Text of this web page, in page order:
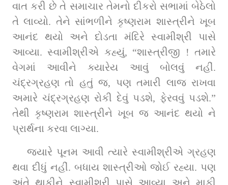
વાત કરી છે તે સમાચાર તેમનો દીકરો સભામાં બેઠેલો
તે લાવ્યો. તેને સાંભળીને કૃષ્ણરામ શાસ્ત્રીને ખૂબ
આનંદ થયો અને દોડતા મંદિરે સ્વામીશ્રી પાસે
આવ્યા. સ્વામીશ્રીએ કહ્યું, “શાસ્ત્રીજી ! તમારે
વેગમાં આવીને ક્યારેય આવું બોલવું નહીં.
ચંદ્રગ્રહણ તો હતું જ, પણ તમારી લાજ રાખવા
અમારે ચંદ્રગ્રહણ રોકી દેવું પડશે, ફેરવવું પડશે.”
તેથી કૃષ્ણરામ શાસ્ત્રીને ખૂબ જ આનંદ થયો ને
પ્રાર્થના કરવા લાગ્યા.
જ્યારે પૂનમ આવી ત્યારે સ્વામીશ્રીએ ગ્રહણ
થવા દીધું નહીં. બધાય શાસ્ત્રીઓ જોઈ રહ્યા. પણ
અંતે થાકીને સ્વામીશ્રી પાસે આવ્યા અને માફી